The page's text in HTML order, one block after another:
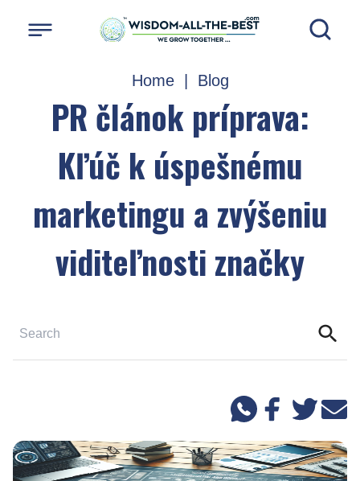
Home| Blog
PR článok príprava:
Kľúč k úspešnému
marketingu a zvýšeniu
viditeľnosti značky